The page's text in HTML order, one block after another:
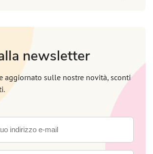
newsletter
aggiornato sulle nostre novità, sconti